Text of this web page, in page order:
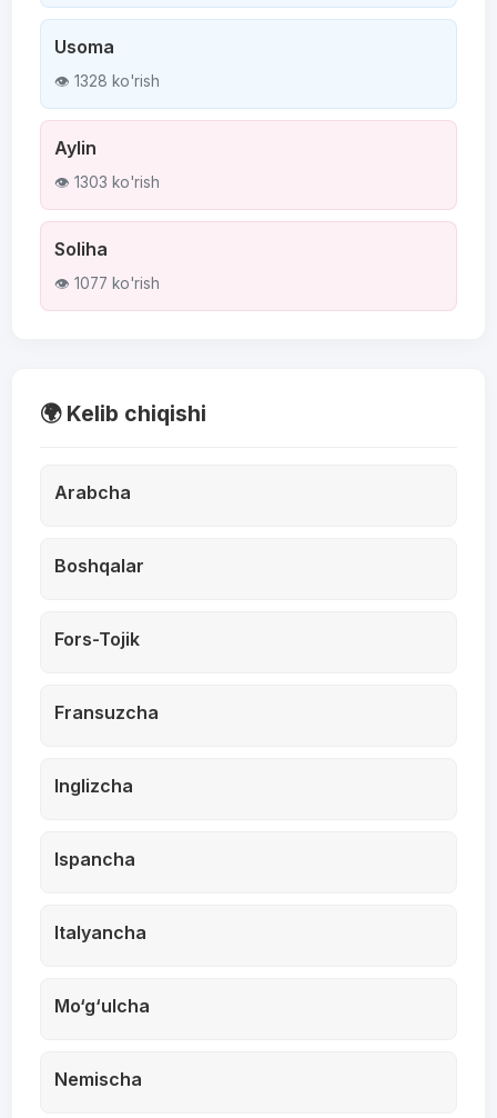
Usoma
👁 1328 ko'rish
Aylin
👁 1303 ko'rish
Soliha
👁 1077 ko'rish
🌍 Kelib chiqishi
Arabcha
Boshqalar
Fors-Tojik
Fransuzcha
Inglizcha
Ispancha
Italyancha
Mo‘g‘ulcha
Nemischa